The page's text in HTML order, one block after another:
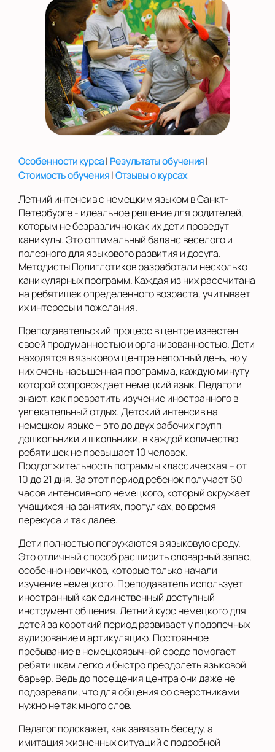
Показать на карте
Выбрать другой город
Особенности курса| Результаты обучения|
Стоимость обучения|Отзывы о курсах
Летний интенсив с немецким языком в Санкт-
Петербурге - идеальное решение для родителей,
которым не безразлично как их дети проведут
каникулы. Это оптимальный баланс веселого и
полезного для языкового развития и досуга.
Методисты Полиглотиков разработали несколько
каникулярных программ. Каждая из них рассчитана
на ребятишек определенного возраста, учитывает
их интересы и пожелания.
Преподавательский процесс в центре известен
своей продуманностью и организованностью. Дети
находятся в языковом центре неполный день, но у
них очень насыщенная программа, каждую минуту
которой сопровождает немецкий язык. Педагоги
знают, как превратить изучение иностранного в
увлекательный отдых. Детский интенсив на
немецком языке – это до двух рабочих групп:
дошкольники и школьники, в каждой количество
ребятишек не превышает 10 человек.
Продолжительность пограммы классическая – от
10 до 21 дня. За этот период ребенок получает 60
часов интенсивного немецкого, который окружает
учащихся на занятиях, прогулках, во время
перекуса и так далее.
Дети полностью погружаются в языковую среду.
Это отличный способ расширить словарный запас,
особенно новичков, которые только начали
изучение немецкого. Преподаватель использует
иностранный как единственный доступный
инструмент общения. Летний курс немецкого для
детей за короткий период развивает у подопечных
аудирование и артикуляцию. Постоянное
пребывание в немецкоязычной среде помогает
ребятишкам легко и быстро преодолеть языковой
барьер. Ведь до посещения центра они даже не
подозревали, что для общения со сверстниками
нужно не так много слов.
Педагог подскажет, как завязать беседу, а
имитация жизненных ситуаций с подробной